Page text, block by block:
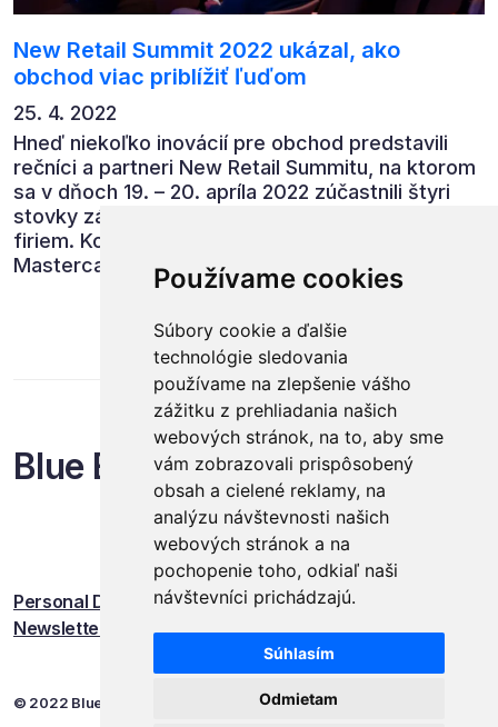
Používame cookies
Súbory cookie a ďalšie
technológie sledovania
používame na zlepšenie vášho
zážitku z prehliadania našich
webových stránok, na to, aby sme
vám zobrazovali prispôsobený
obsah a cielené reklamy, na
analýzu návštevnosti našich
webových stránok a na
pochopenie toho, odkiaľ naši
návštevníci prichádzajú.
Súhlasím
Odmietam
New Retail Summit 2022 ukázal, ako
obchod viac priblížiť ľuďom
25. 4. 2022
Hneď niekoľko inovácií pre obchod predstavili
rečníci a partneri New Retail Summitu, na ktorom
sa v dňoch 19. – 20. apríla 2022 zúčastnili štyri
stovky zástupcov obchodných a dodávateľských
firiem. Konferencia spojená i s udelením cien
Mastercard Obchodník roka tak opäť potvrdila,
že je najprestížnejším stretnutím obchodnej
plánujú v termíne 18. - 19. apríla 2023.
Blue Events
Personal Data Protection
Newsletter
© 2022 Blue Events